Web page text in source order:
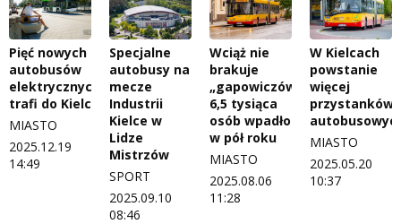
Pięć nowych
autobusów
elektrycznych
trafi do Kielc
MIASTO
2025.12.19
14:49
Specjalne
autobusy na
mecze
Industrii
Kielce w
Lidze
Mistrzów
SPORT
2025.09.10
08:46
Wciąż nie
brakuje
„gapowiczów”.
6,5 tysiąca
osób wpadło
w pół roku
MIASTO
2025.08.06
11:28
W Kielcach
powstanie
więcej
przystanków
MIASTO
2025.05.20
10:37